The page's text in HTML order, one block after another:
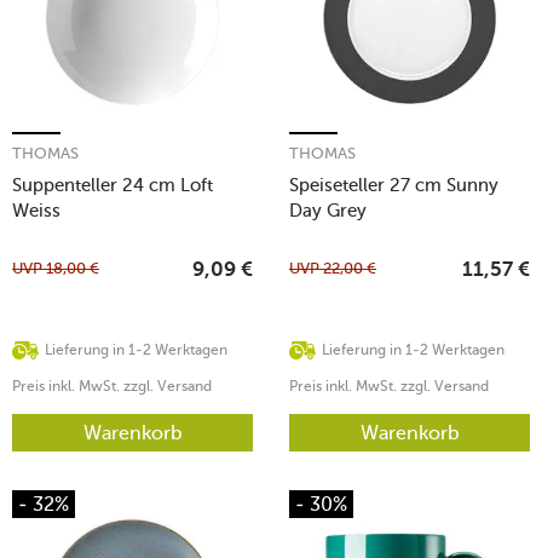
Suppenteller 24 cm Loft
Weiss
THOMAS
Lieferung in 1-2 Werktagen
UVP18,00 € 9,09 €
Preis inkl. MwSt. zzgl. Versand
Warenkorb
Speiseteller 27 cm Sunny
Day Grey
THOMAS
Lieferung in 1-2 Werktagen
UVP22,00 € 11,57 €
Preis inkl. MwSt. zzgl. Versand
Warenkorb
- 32% - 30%